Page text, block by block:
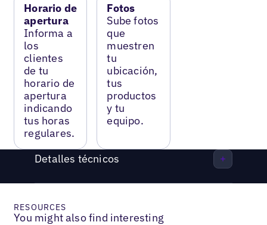
Horario de
apertura
Informa a
los
clientes
de tu
horario de
apertura
indicando
tus horas
regulares.
Fotos
Sube fotos
que
muestren
tu
ubicación,
tus
productos
y tu
equipo.
Detalles técnicos
RESOURCES
You might also find interesting